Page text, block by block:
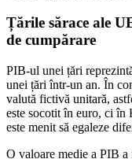
Țările sărace ale
de cumpărare
PIB-ul unei țări
unei țări într-un an. În
valută fictivă unitară,
este socotit în euro, ci în
este menit să egaleze
O valoare medie a PIB